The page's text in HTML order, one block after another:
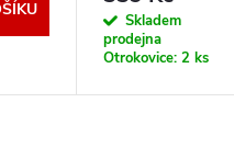
Skladem
prodejna
Otrokovice: 2 ks